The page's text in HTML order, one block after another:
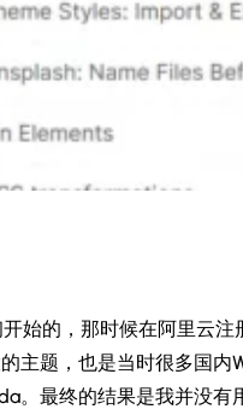
始的，那时候在阿里云
主题，也是当时很多国
。最终的结果是我并没